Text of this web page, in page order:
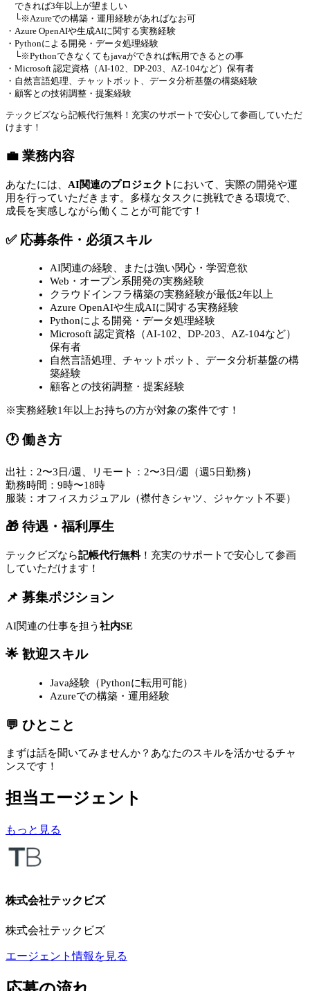
できれば3年以上が望ましい
└※Azureでの構築・運用経験があればなお可
・Azure OpenAIや生成AIに関する実務経験
・Pythonによる開発・データ処理経験
└※Pythonできなくてもjavaができれば転用できるとの事
・Microsoft 認定資格（AI-102、DP-203、AZ-104など）保有者
・自然言語処理、チャットボット、データ分析基盤の構築経験
・顧客との技術調整・提案経験
テックビズなら記帳代行無料！充実のサポートで安心して参画していただ
けます！
💼 業務内容
あなたには、 AI関連のプロジェクト において、実際の開発や運
用を行っていただきます。多様なタスクに挑戦できる環境で、
成長を実感しながら働くことが可能です！
✅ 応募条件・必須スキル
AI関連の経験、または強い関心・学習意欲
Web・オープン系開発の実務経験
クラウドインフラ構築の実務経験が最低2年以上
Azure OpenAIや生成AIに関する実務経験
Pythonによる開発・データ処理経験
Microsoft 認定資格（AI-102、DP-203、AZ-104など）
保有者
自然言語処理、チャットボット、データ分析基盤の構
築経験
顧客との技術調整・提案経験
※実務経験1年以上お持ちの方が対象の案件です！
🕐 働き方
出社：2〜3日/週、リモート：2〜3日/週（週5日勤務）
勤務時間：9時〜18時
服装：オフィスカジュアル（襟付きシャツ、ジャケット不要）
🎁 待遇・福利厚生
テックビズなら記帳代行無料！充実のサポートで安心して参画
していただけます！
📌 募集ポジション
AI関連の仕事を担う 社内SE
🌟 歓迎スキル
Java経験（Pythonに転用可能）
Azureでの構築・運用経験
💬 ひとこと
まずは話を聞いてみませんか？あなたのスキルを活かせるチャ
ンスです！
担当エージェント
もっと見る
株式会社テックビズ
株式会社テックビズ
エージェント情報を見る